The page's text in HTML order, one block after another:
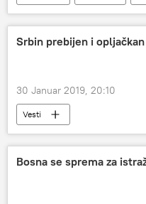
Srbin prebijen i
30 Januar 2019, 20:10
Vesti
Bosna se sprema za